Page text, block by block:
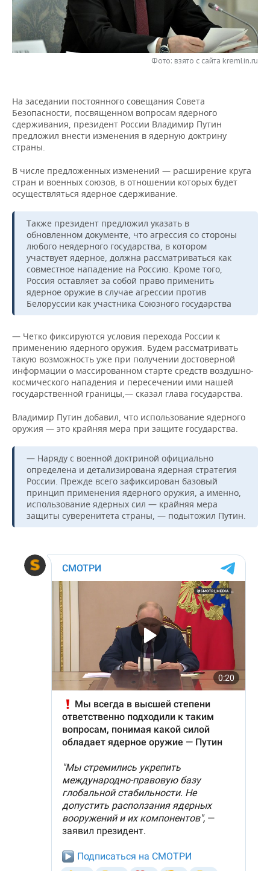
НЕФТЕХИМИЯ
НЕФТЬ
РОЗНИЧНАЯ ТОРГОВЛЯ
ТРАНСПОРТ
НОВОСТИ ТЕХНОЛОГИЙ
IT
ТЕЛЕКОММУНИКАЦИИ
МЕРОПРИЯТИЯ
НОВОСТИ МЕРОПРИЯТИЙ
БИЗНЕС-БРАНЧИ
ONLINE-КОНФЕРЕНЦИИ
СПОРТ
ФУТБОЛ
ХОККЕЙ
ВОЛЕЙБОЛ
ФИГУРНОЕ КАТАНИЕ
ВОДНЫЕ ВИДЫ СПОРТА
ХОККЕЙ С МЯЧОМ
НОВОСТИ ОБЩЕСТВА
ВЛАСТЬ
ИСТОРИЯ
МЕДИЦИНА
ОБРАЗОВАНИЕ
ПРОИСШЕСТВИЯ
ФОТОГАЛЕРЕЯ
СЮЖЕТЫ
СПИСОК ПЕРСОН
ПОЛНАЯ ВЕРСИЯ
Фото: взято с сайта kremlin.ru
На заседании постоянного совещания Совета
Безопасности, посвященном вопросам ядерного
сдерживания, президент России Владимир Путин
предложил внести изменения в ядерную доктрину
страны.
В числе предложенных изменений — расширение круга
стран и военных союзов, в отношении которых будет
осуществляться ядерное сдерживание.
Также президент предложил указать в
обновленном документе, что агрессия со стороны
любого неядерного государства, в котором
участвует ядерное, должна рассматриваться как
совместное нападение на Россию. Кроме того,
Россия оставляет за собой право применить
ядерное оружие в случае агрессии против
Белоруссии как участника Союзного государства
— Четко фиксируются условия перехода России к
применению ядерного оружия. Будем рассматривать
такую возможность уже при получении достоверной
информации о массированном старте средств воздушно-
космического нападения и пересечении ими нашей
государственной границы,— сказал глава государства.
Владимир Путин добавил, что использование ядерного
оружия — это крайняя мера при защите государства.
— Наряду с военной доктриной официально
определена и детализирована ядерная стратегия
России. Прежде всего зафиксирован базовый
принцип применения ядерного оружия, а именно,
использование ядерных сил — крайняя мера
защиты суверенитета страны, — подытожил Путин.